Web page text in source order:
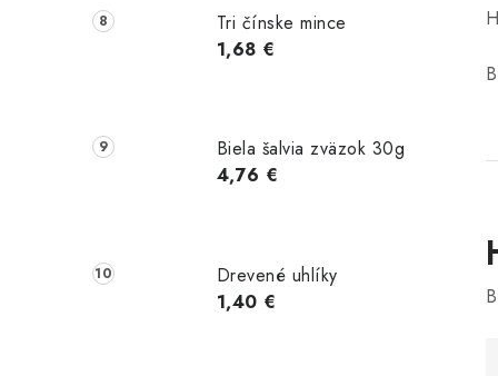
Tri čínske mince
1,68 €
Biela šalvia zväzok 30g
4,76 €
Drevené uhlíky
1,40 €